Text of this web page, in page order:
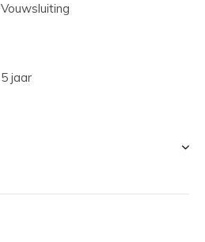
Vouwsluiting
5 jaar